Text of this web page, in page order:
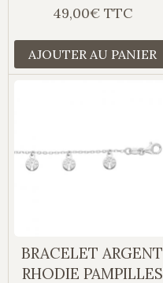
49,00€ TTC
AJOUTER AU PANIER
BRACELET ARGENT
RHODIE PAMPILLES